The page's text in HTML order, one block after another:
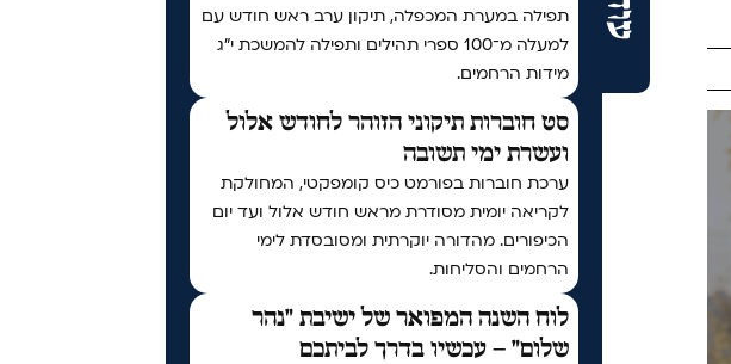
תפילה במערת המכפלה, תיקון ערב ראש חודש עם
למעלה מ־100 ספרי תהילים ותפילה להמשכת י"ג
מידות הרחמים.
סט חוברות תיקוני הזוהר לחודש אלול
ועשרת ימי תשובה
ערכת חוברות בפורמט כיס קומפקטי, המחולקת
לקריאה יומית מסודרת מראש חודש אלול ועד יום
הכיפורים. מהדורה יוקרתית ומסובסדת לימי
הרחמים והסליחות.
לוח השנה המפואר של ישיבת "נהר
שלום" – עכשיו בדרך לביתכם